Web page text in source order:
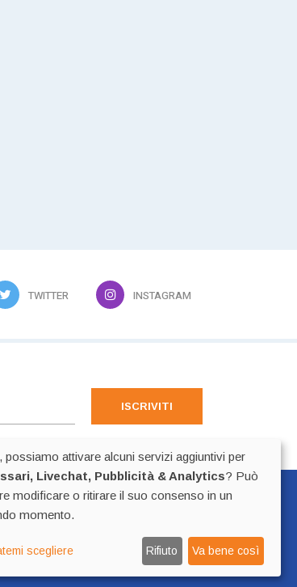
TWITTER INSTAGRAM
ISCRIVITI
Cookie
02518100223
possiamo attivare alcuni servizi aggiuntivi per
Livechat, Pubblicità & Analytics? Può
modificare o ritirare il suo consenso in un
momento.
scegliere Rifiuto Va bene così